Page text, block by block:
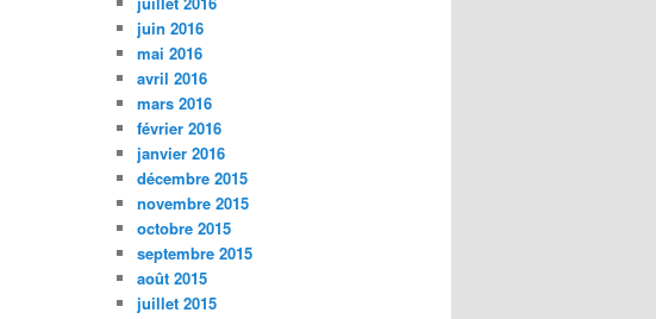
juin 2016
mai 2016
avril 2016
mars 2016
février 2016
janvier 2016
décembre 2015
novembre 2015
octobre 2015
septembre 2015
août 2015
juillet 2015